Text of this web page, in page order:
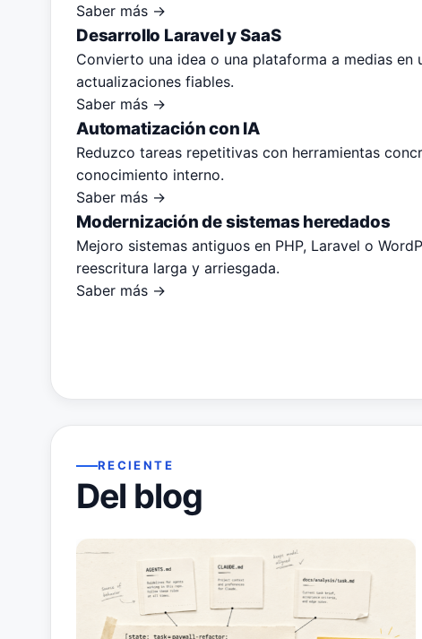
Saber más →
Desarrollo Laravel y SaaS
Convierto una idea o una plataforma a medias
actualizaciones fiables.
Saber más →
Automatización con IA
Reduzco tareas repetitivas con herramientas
conocimiento interno.
Saber más →
Modernización de sistemas heredados
Mejoro sistemas antiguos en PHP, Laravel o
reescritura larga y arriesgada.
Saber más →
RECIENTE
Del blog